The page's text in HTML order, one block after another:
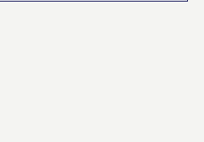
: Le Ghana, porte-voix pour…